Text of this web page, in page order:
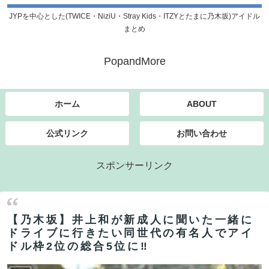
JYPを中心とした(TWICE・NiziU・Stray Kids・ITZYとたまに乃木坂)アイドル
まとめ
PopandMore
ホーム ABOUT
公式リンク お問い合わせ
スポンサーリンク
【乃木坂】井上和が新成人に聞いた一緒に
ドライブに行きたい同世代の有名人でアイ
ドル枠2位の総合5位に‼